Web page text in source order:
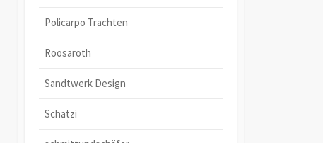
Policarpo Trachten
Roosaroth
Sandtwerk Design
Schatzi